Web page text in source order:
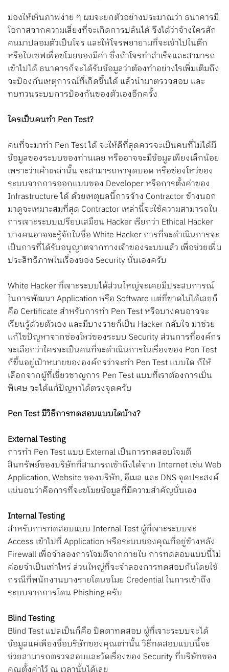
มองให้เห็นภาพง่าย ๆ ผมจะยกตัวอย่างประมาณว่า ธนาคารมี
โอกาสจากความเสี่ยงที่จะเกิดการปล้นได้ จึงได้ว่าจ้างใครสัก
คนมาปลอมตัวเป็นโจร และให้โจรพยายามที่จะเข้าไปในตึก
หรือในเซฟเพื่อขโมยของมีค่า ซึ่งถ้าโจรทำสำเร็จและสามารถ
เข้าไปได้ ธนาคารก็จะได้รับข้อมูลว่าต้องทำอย่างไรเพิ่มเติมถึง
จะป้องกันเหตุการณ์ที่เกิดขึ้นได้ แล้วนำมาตรวจสอบ และ
ทบทวนระบบการป้องกันของตัวเองอีกครั้ง
ใครเป็นคนทำ Pen Test?
คนที่จะมาทำ Pen Test ได้ จะให้ดีที่สุดควรจะเป็นคนที่ไม่ได้มี
ข้อมูลของระบบของท่านเลย หรืออาจจะมีข้อมูลเพียงเล็กน้อย
เพราะว่าเค้าเหล่านั้น จะสามารถหาจุดบอด หรือช่องโหว่ของ
ระบบจากการออกแบบของ Developer หรือการตั้งค่าของ
Infrastructure ได้ ด้วยเหตุผลนี้การจ้าง Contractor ข้างนอก
มาดูจะเหมาะสมที่สุด Contractor เหล่านี้จะใช้ความสามารถใน
การเจาะระบบเปรียบเสมือน Hacker เรียกว่า Ethical Hacker
บางคนอาจจะรู้จักในชื่อ White Hacker การที่จะดำเนินการจะ
เป็นการที่ได้รับอนุญาตจากทางเจ้าของระบบแล้ว เพื่อช่วยเพิ่ม
ประสิทธิภาพในเรื่องของ Security นั่นเองครับ
White Hacker ที่เจาะระบบได้ส่วนใหญ่จะเคยมีประสบการณ์
ในการพัฒนา Application หรือ Software แต่ที่ขาดไม่ได้เลยก็
คือ Certificate สำหรับการทำ Pen Test หรือบางคนอาจจะ
เรียนรู้ด้วยตัวเอง และมีบางรายก็เป็น Hacker กลับใจ มาช่วย
แก้ไขปัญหาจากช่องโหว่ของระบบ Security ส่วนการที่องค์กร
จะเลือกว่าใครจะเป็นคนที่จะดำเนินการในเรื่องของ Pen Test
ก็ขึ้นอยู่เป้าหมายขององค์กรว่าจะทำ Pen Test แบบใด ก็ให้
เลือกจากผู้ที่เชี่ยวชาญการ Pen Test แบบที่เราต้องการเป็น
พิเศษ จะได้แก้ปัญหาได้ตรงจุดครับ
Pen Test มีวิธีการทดสอบแบบใดบ้าง?
External Testing
การทำ Pen Test แบบ External เป็นการทดสอบโจมตี
สินทรัพย์ของบริษัทที่สามารถเข้าถึงได้จาก Internet เช่น Web
Application, Website ของบริษัท, อีเมล และ DNS จุดประสงค์
แน่นอนว่าคือการที่จะขโมยข้อมูลที่มีความสำคัญนั่นเอง
Internal Testing
สำหรับการทดสอบแบบ Internal Test ผู้ที่เจาะระบบจะ
Access เข้าไปที่ Application หรือระบบของคุณที่อยู่ข้างหลัง
Firewall เพื่อจำลองการโจมตีจากภายใน การทดสอบแบบนี้ไม่
ค่อยจำเป็นเท่าไหร่ ส่วนใหญ่ที่จะจำลองการทดสอบกันโดยใช้
กรณีที่พนักงานบางรายโดนขโมย Credential ในการเข้าถึง
ระบบจากการโดน Phishing ครับ
Blind Testing
Blind Test แปลเป็นก็คือ ปิดตาทดสอบ ผู้ที่เจาะระบบจะได้
ข้อมูลแค่เพียงชื่อบริษัทของคุณเท่านั้น วิธีทดสอบแบบนี้จะ
ช่วยสามารถตรวจสอบและวัดเรื่องของ Security ที่บริษัทของ